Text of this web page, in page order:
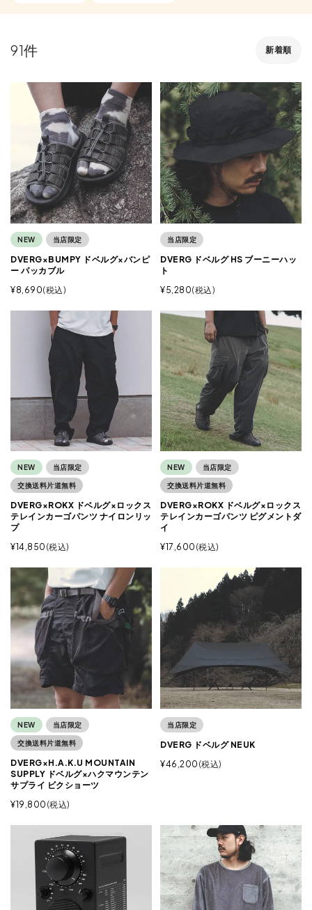
新着順
91
NEW 当店限定
DVERG×BUMPY ドベルグ×バンピ
ー パッカブル
¥8,690 税込
当店限定
DVERG ドベルグ HS ブーニーハッ
ト
¥5,280 税込
NEW 当店限定
交換送料片道無料
DVERG×ROKX ドベルグ×ロックス
テレインカーゴパンツ ナイロンリッ
プ
¥14,850 税込
NEW 当店限定
交換送料片道無料
DVERG×ROKX ドベルグ×ロックス
テレインカーゴパンツ ピグメントダ
イ
¥17,600 税込
NEW 当店限定
交換送料片道無料
DVERG×H.A.K.U MOUNTAIN
SUPPLY ドベルグ×ハクマウンテン
サプライ ビクショーツ
¥19,800 税込
当店限定
DVERG ドベルグ NEUK
¥46,200 税込